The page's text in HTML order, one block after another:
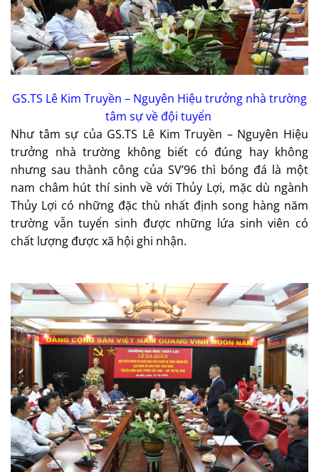
GS.TS Lê Kim Truyền – Nguyên Hiệu trưởng nhà trường
tâm sự về đội tuyển
Như tâm sự của GS.TS Lê Kim Truyền – Nguyên Hiệu
trưởng nhà trường không biết có đúng hay không
nhưng sau thành công của SV’96 thì bóng đá là một
nam châm hút thí sinh về với Thủy Lợi, mặc dù ngành
Thủy Lợi có những đặc thù nhất định song hàng năm
trường vẫn tuyển sinh được những lứa sinh viên có
chất lượng được xã hội ghi nhận.